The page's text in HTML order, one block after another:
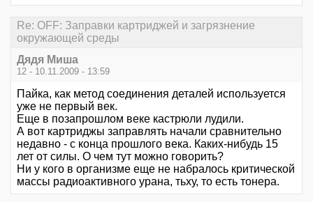
Re: OFF: Заправки картриджей и загрязнение
окружающей среды
Дядя Миша
12 - 10.11.2009 - 13:59
Пайка, как метод соединения деталей используется
уже не первый век.
Еще в позапрошлом веке кастрюли лудили.
А вот картриджы заправлять начали сравнительно
недавно - с конца прошлого века. Каких-нибудь 15
лет от силы. О чем тут можно говорить?
Ни у кого в организме еще не набралось критической
массы радиоактивного урана, тьху, то есть тонера.